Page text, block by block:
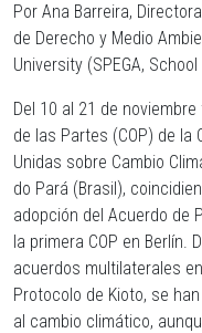
Por Ana Barreira,
de Derecho y Medio
University (SPEGA,
Del 10 al 21 de
de las Partes (COP) de la
Unidas sobre Cambio
do Pará (Brasil),
adopción del Acuerdo de
la primera COP en Berlín.
acuerdos multilaterales
Protocolo de Kioto, se
al cambio climático,